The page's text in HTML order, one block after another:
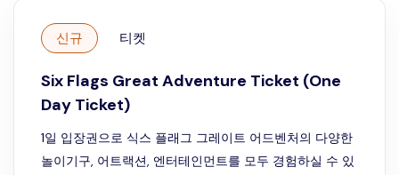
신규 티켓
Six Flags Great Adventure Ticket (One
Day Ticket)
1일 입장권으로 식스 플래그 그레이트 어드벤처의 다양한
놀이기구, 어트랙션, 엔터테인먼트를 모두 경험하실 수 있